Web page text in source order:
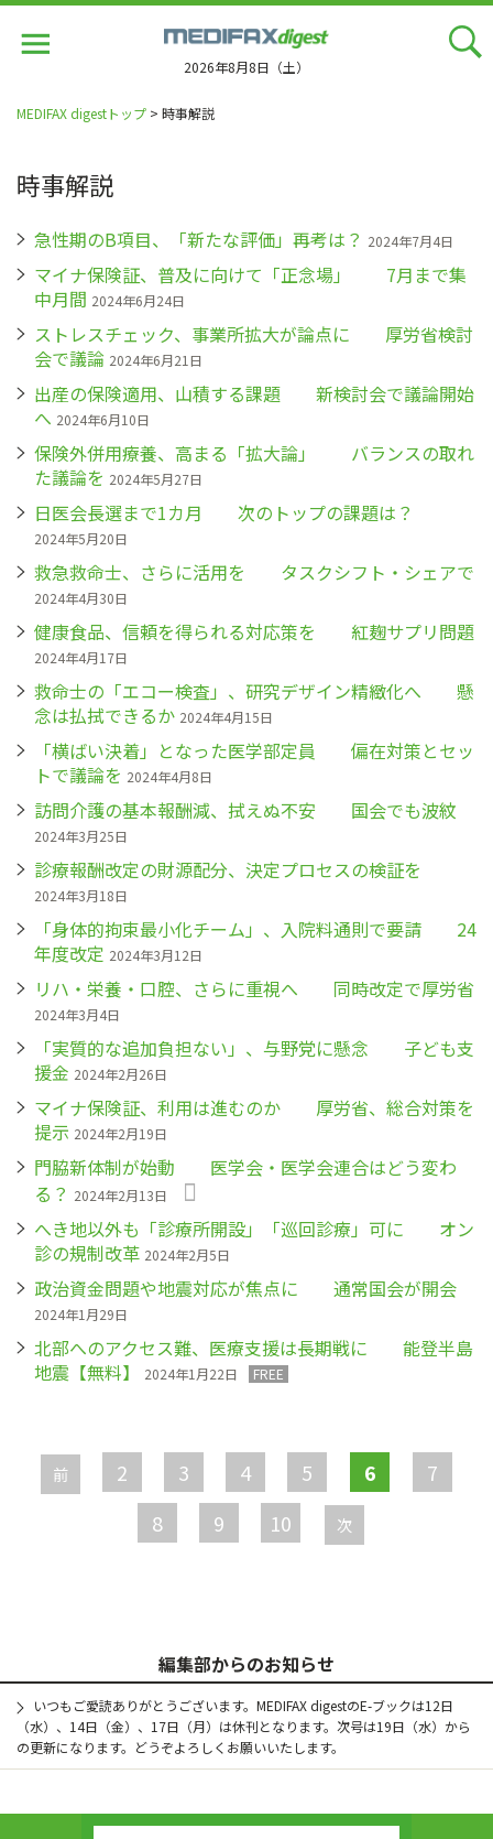
2026年8月8日（土）
MEDIFAX digestトップ > 時事解説
時事解説
急性期のB項目、「新たな評価」再考は？ 2024年7月4日
マイナ保険証、普及に向けて「正念場」 7月まで集
中月間 2024年6月24日
ストレスチェック、事業所拡大が論点に 厚労省検討
会で議論 2024年6月21日
出産の保険適用、山積する課題 新検討会で議論開始
へ 2024年6月10日
保険外併用療養、高まる「拡大論」 バランスの取れ
た議論を 2024年5月27日
日医会長選まで1カ月 次のトップの課題は？
2024年5月20日
救急救命士、さらに活用を タスクシフト・シェアで
2024年4月30日
健康食品、信頼を得られる対応策を 紅麹サプリ問題
2024年4月17日
救命士の「エコー検査」、研究デザイン精緻化へ 懸
念は払拭できるか 2024年4月15日
「横ばい決着」となった医学部定員 偏在対策とセッ
トで議論を 2024年4月8日
訪問介護の基本報酬減、拭えぬ不安 国会でも波紋
2024年3月25日
診療報酬改定の財源配分、決定プロセスの検証を
2024年3月18日
「身体的拘束最小化チーム」、入院料通則で要請 24
年度改定 2024年3月12日
リハ・栄養・口腔、さらに重視へ 同時改定で厚労省
2024年3月4日
「実質的な追加負担ない」、与野党に懸念 子ども支
援金 2024年2月26日
マイナ保険証、利用は進むのか 厚労省、総合対策を
提示 2024年2月19日
門脇新体制が始動 医学会・医学会連合はどう変わ
る？ 2024年2月13日
へき地以外も「診療所開設」「巡回診療」可に オン
診の規制改革 2024年2月5日
政治資金問題や地震対応が焦点に 通常国会が開会
2024年1月29日
北部へのアクセス難、医療支援は長期戦に 能登半島
地震【無料】
2024年1月22日 FREE
ー
ジ
前 2 3 4 5 6
7
8
9 10 次
編集部からのお知らせ
いつもご愛読ありがとうございます。MEDIFAX digestのE-ブックは12日
（水）、14日（金）、17日（月）は休刊となります。次号は19日（水）から
の更新になります。どうぞよろしくお願いいたします。